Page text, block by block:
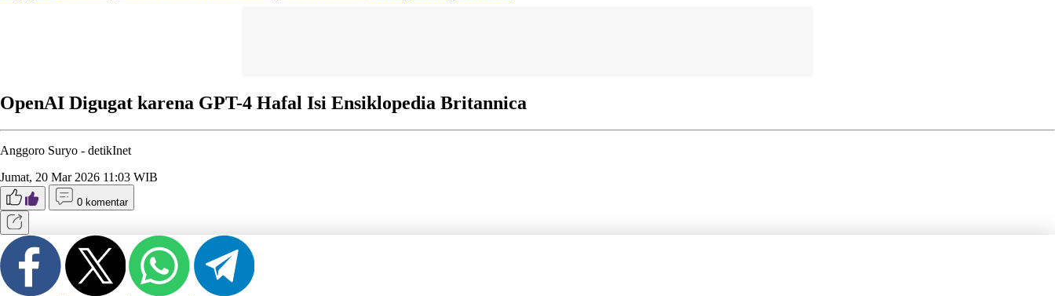
OpenAI Digugat karena GPT-4 Hafal Isi Ensiklopedia Britannica
Anggoro Suryo - detikInet
Jumat, 20 Mar 2026 11:03 WIB
0 komentar